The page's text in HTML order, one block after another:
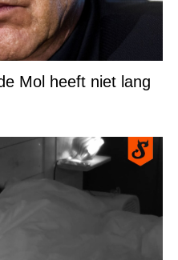
Mol heeft niet lang